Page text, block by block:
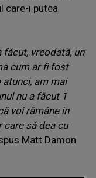
care-i putea
făcut, vreodată, un
cum ar fi fost
atunci, am mai
nu a făcut 1
voi rămâne in
care să dea cu
Matt Damon